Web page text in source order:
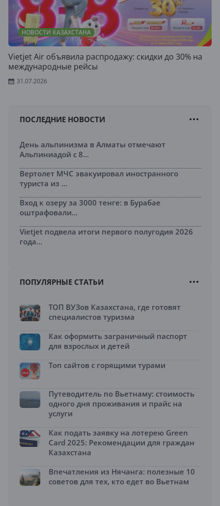
НОВОСТИ КАЗАХСТАНА
Vietjet Air объявила распродажу: скидки до 30% на
международные рейсы
31.07.2026
ПОСЛЕДНИЕ НОВОСТИ
День альпинизма в Алматы отмечают
Альпиниадой с 8...
Вертолет МЧС эвакуировал иностранного
туриста из ...
Вход к озеру за 3000 тенге: в Бурабае
оштрафовали...
Vietjet подвела итоги первого полугодия 2026
года...
ПОПУЛЯРНЫЕ СТАТЬИ
ТОП ВУЗов Казахстана, где готовят
специалистов туризма
Как оформить заграничный паспорт
для взрослых и детей
Топ сайтов с горящими турами
Путеводитель по Вьетнаму: стоимость
одного дня проживания и прайс на
услуги
Как подать заявку на лотерею Green
Card 2025: Рекомендации для граждан
Казахстана
Впечатления из Нячанга: полезные 10
советов для тех, кто едет во Вьетнам